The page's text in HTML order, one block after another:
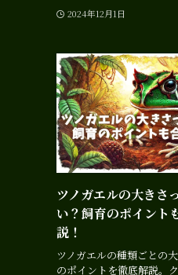
2024年12月1日
ツノガエルの大きさ
い？飼育のポイント
説！
ツノガエルの種類ごとの
のポイントを徹底解説。